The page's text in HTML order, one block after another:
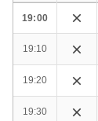
19:00
19:10
19:20
19:30